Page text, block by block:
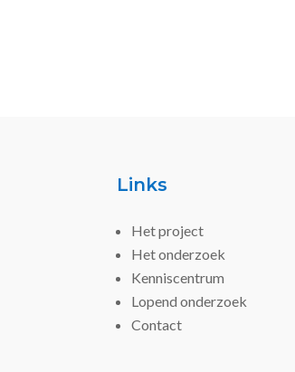
Links
Het project
Het onderzoek
Kenniscentrum
Lopend onderzoek
Contact